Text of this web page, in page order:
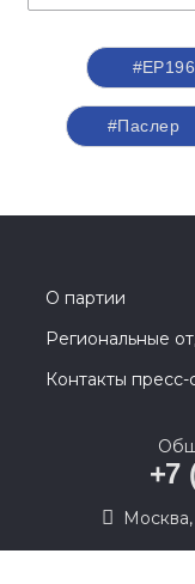
#ЕР196
#Паслер
О партии
Региональные
Контакты
+7